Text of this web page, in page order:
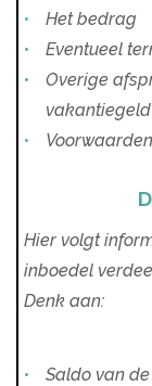
Het bedrag
Eventueel
Overige
vakantiegeld
Voorwaarden
DE
Hier volgt
inboedel
Denk aan:
Saldo van